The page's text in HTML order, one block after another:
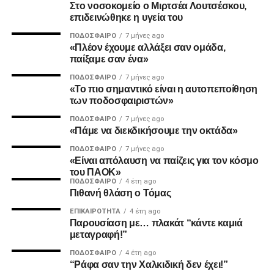
2. Την πιο σίγουρη και την πιο γρήγορη λύση για την
ανέγερση της νέας Τούμπας που ήδη έχει καθυστερήσει
πολύ να δωθεί στον λαό του ΠΑΟΚ.
Και από ότι φαίνεται, ούτε γρήγοροι, ούτε σίγουροι, ούτε
ανεξάρτητοι σταθήκατε.
Επιθυμία λοιπόν του κόσμου που σας στήριξε είναι να
δωθούν ΑΜΕΣΑ αποτελέσματα και λύσεις οι οποίες
υποστηρίζονται από συμπαγής απόψεις και όχι αβάσιμες
τεκμηριώσεις και κομφούζιο καθυστερήσεων για το τι
Στο νοσοκομείο ο Μιρτσέα Λουτσέσκου,
επιδεινώθηκε η υγεία του
ΠΟΔΌΣΦΑΙΡΟ 7 μήνες ago
«Πλέον έχουμε αλλάξει σαν ομάδα,
παίξαμε σαν ένα»
ΠΟΔΌΣΦΑΙΡΟ 7 μήνες ago
«Το πιο σημαντικό είναι η αυτοπεποίθηση
των ποδοσφαιριστών»
ΠΟΔΌΣΦΑΙΡΟ 7 μήνες ago
«Πάμε να διεκδικήσουμε την οκτάδα»
ΠΟΔΌΣΦΑΙΡΟ 7 μήνες ago
«Είναι απόλαυση να παίζεις για τον κόσμο
του ΠΑΟΚ»
ΠΟΔΌΣΦΑΙΡΟ 4 έτη ago
Πιθανή θλάση ο Τόμας
ΕΠΙΚΑΙΡΌΤΗΤΑ 4 έτη ago
Παρουσίαση με… πλακάτ “κάντε καμιά
μεταγραφή!”
ΠΟΔΌΣΦΑΙΡΟ 4 έτη ago
“Ράφα σαν την Χαλκιδική δεν έχει!”